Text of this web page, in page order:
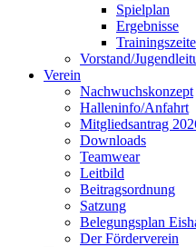
Spielplan
Ergebnisse
Vorstand/
Verein
Nachwuchskonzept
Halleninfo/Anfahrt
Mitgliedsantrag
Downloads
Teamwear
Leitbild
Beitragsordnung
Satzung
Belegungsplan
Der Förderverein